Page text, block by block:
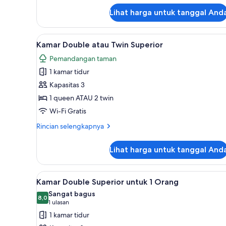
Lihat harga untuk tanggal
Lihat
semua
foto
untuk
Kamar
Double
atau
Superior
Meja kerja, setrika/meja
1
Kamar Double atau Twin Superior
Pemandangan taman
1 kamar tidur
Kapasitas 3
1 queen ATAU 2 twin
Wi-Fi Gratis
Rincian selengkapnya
Rincian
Kamar
Double
atau
Twin
Superior
Lihat harga untuk tanggal
Lihat
semua
foto
untuk
Kamar
Meja kerja, setrika/meja
1
Kamar Double Superior untuk 1 Orang
8,08,0 dari 10
Sangat bagus
1 ulasan
(1
ulasan)
1 kamar tidur